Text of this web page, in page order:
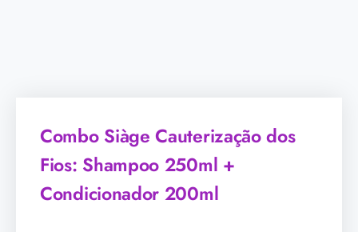
Combo Siàge Cauterização dos
Fios: Shampoo 250ml +
Condicionador 200ml